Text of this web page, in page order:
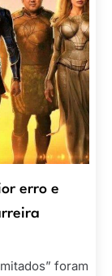
erro e
foram